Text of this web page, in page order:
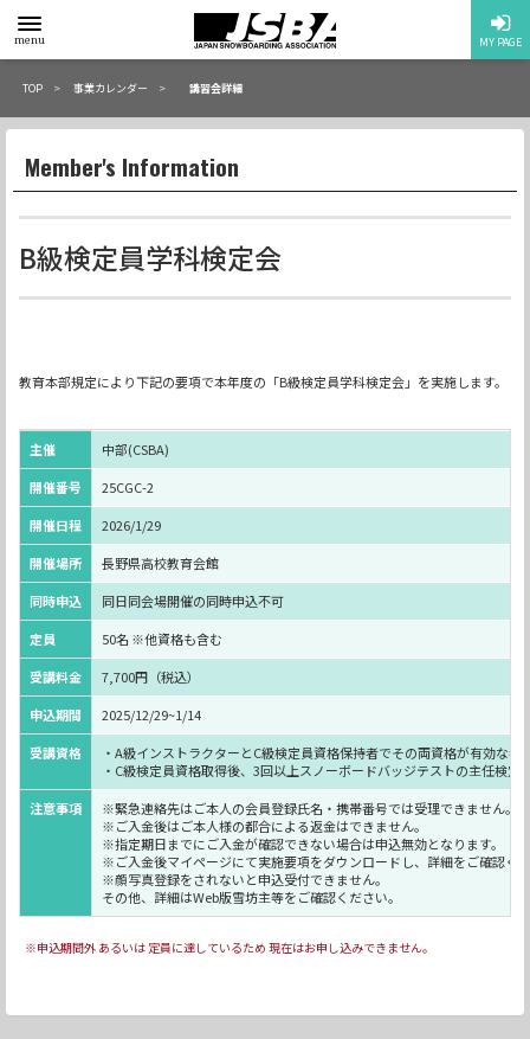
toggle
menu
menu MY PAGE
TOP 事業カレンダー 講習会詳細
Member's Information
B級検定員学科検定会
教育本部規定により下記の要項で本年度の「B級検定員学科検定会」を実施します。
主催
中部(CSBA)
開催番号
25CGC-2
開催日程
2026/1/29
開催場所
長野県高校教育会館
同時申込
同日同会場開催の同時申込不可
定員
50名 ※他資格も含む
受講料金
7,700円（税込）
申込期間
2025/12/29~1/14
受講資格
・A級インストラクターとC級検定員資格保持者でその両資格が有効な者
・C級検定員資格取得後、3回以上スノーボードバッジテストの主任検
注意事項
※緊急連絡先はご本人の会員登録氏名・携帯番号では受理できません。
※ご入金後はご本人様の都合による返金はできません。
※指定期日までにご入金が確認できない場合は申込無効となります。
※ご入金後マイページにて実施要項をダウンロードし、詳細をご確認く
※顔写真登録をされないと申込受付できません。
その他、詳細はWeb版雪坊主等をご確認ください。
※申込期間外 あるいは 定員に達しているため 現在はお申し込みできません。